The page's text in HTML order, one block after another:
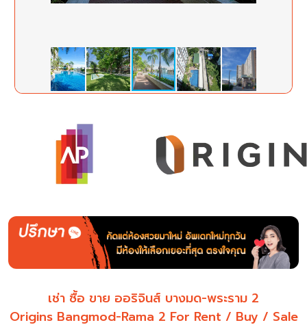
เช่า ซื้อ ขาย ออริจินส์ บางมด-พระราม 2
Origins Bangmod-Rama 2 For Rent / Buy / Sale